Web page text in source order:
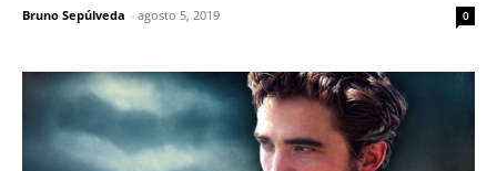
Bruno Sepúlveda - agosto 5, 2019 0